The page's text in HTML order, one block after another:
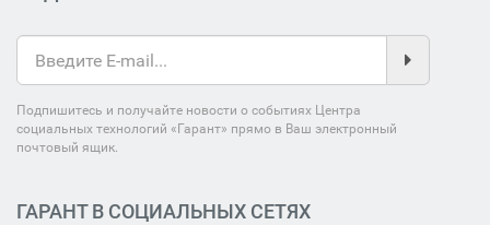
Подпишитесь и получайте новости о событиях Центра
социальных технологий «Гарант» прямо в Ваш электронный
почтовый ящик.
ГАРАНТ В СОЦИАЛЬНЫХ СЕТЯХ